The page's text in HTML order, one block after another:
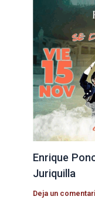
Enrique
Juriquilla
Deja un